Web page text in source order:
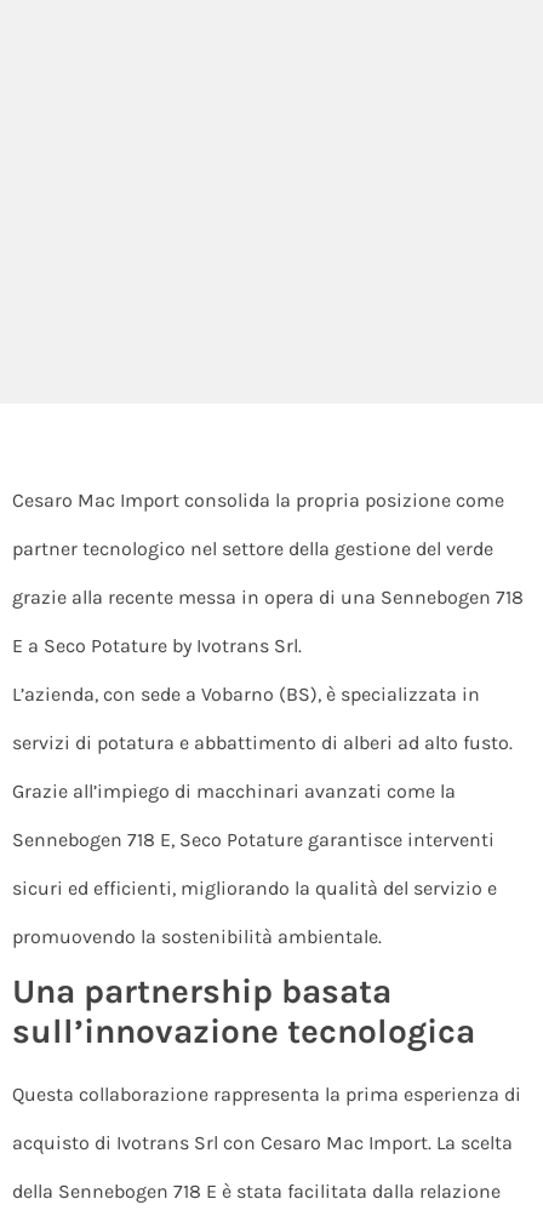
Cesaro Mac Import consolida la propria posizione come
partner tecnologico nel settore della gestione del verde
grazie alla recente messa in opera di una Sennebogen 718
E a Seco Potature by Ivotrans Srl.
L’azienda, con sede a Vobarno (BS), è specializzata in
servizi di potatura e abbattimento di alberi ad alto fusto.
Grazie all’impiego di macchinari avanzati come la
Sennebogen 718 E, Seco Potature garantisce interventi
sicuri ed efficienti, migliorando la qualità del servizio e
promuovendo la sostenibilità ambientale.
Una partnership basata
sull’innovazione tecnologica
Questa collaborazione rappresenta la prima esperienza di
acquisto di Ivotrans Srl con Cesaro Mac Import. La scelta
della Sennebogen 718 E è stata facilitata dalla relazione